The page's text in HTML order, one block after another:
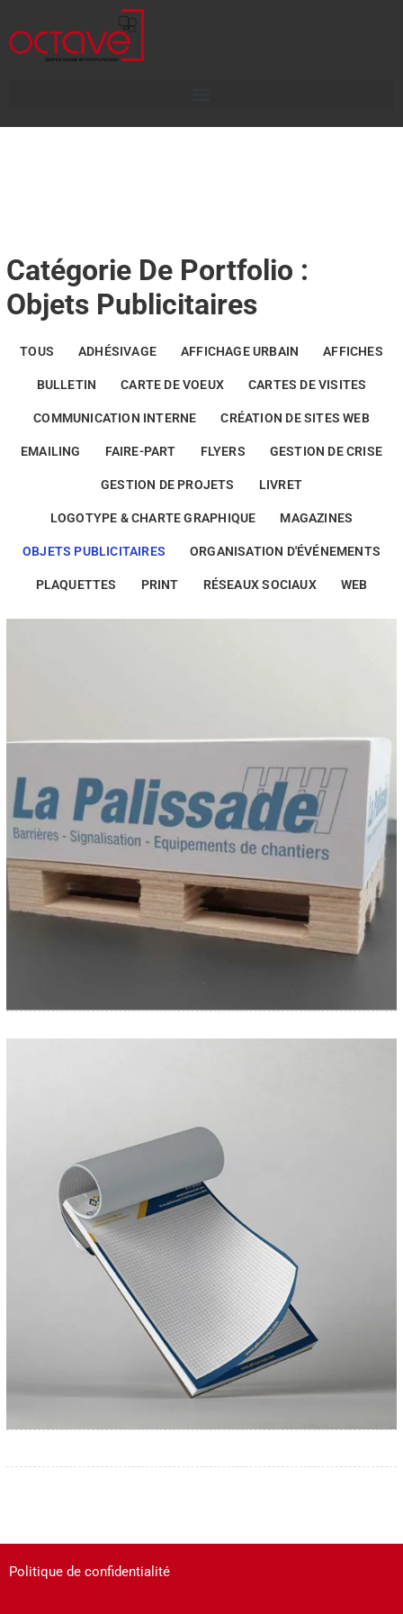
Catégorie De Portfolio :
Objets Publicitaires
TOUS ADHÉSIVAGE AFFICHAGE URBAIN AFFICHES
BULLETIN CARTE DE VOEUX CARTES DE VISITES
COMMUNICATION INTERNE CRÉATION DE SITES WEB
EMAILING FAIRE-PART FLYERS GESTION DE CRISE
GESTION DE PROJETS LIVRET
LOGOTYPE & CHARTE GRAPHIQUE MAGAZINES
OBJETS PUBLICITAIRES ORGANISATION D'ÉVÉNEMENTS
PLAQUETTES PRINT RÉSEAUX SOCIAUX WEB
Politique de confidentialité